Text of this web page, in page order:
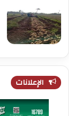
الإعلانات